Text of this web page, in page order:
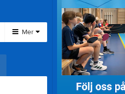
Mer
Huvudmeny
Klubbshop
Medlemsdokument